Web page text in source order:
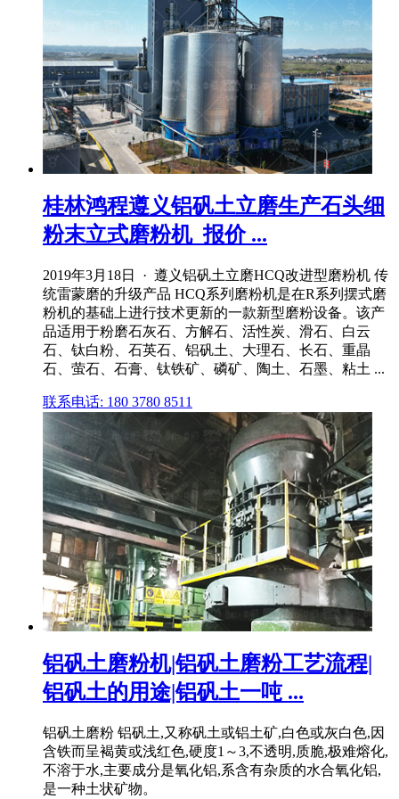
桂林鸿程遵义铝矾土立磨生产石头细
粉末立式磨粉机_报价 ...
2019年3月18日 · 遵义铝矾土立磨HCQ改进型磨粉机 传
统雷蒙磨的升级产品 HCQ系列磨粉机是在R系列摆式磨
粉机的基础上进行技术更新的一款新型磨粉设备。该产
品适用于粉磨石灰石、方解石、活性炭、滑石、白云
石、钛白粉、石英石、铝矾土、大理石、长石、重晶
石、萤石、石膏、钛铁矿、磷矿、陶土、石墨、粘土 ...
联系电话: 180 3780 8511
铝矾土磨粉机|铝矾土磨粉工艺流程|
铝矾土的用途|铝矾土一吨 ...
铝矾土磨粉 铝矾土,又称矾土或铝土矿,白色或灰白色,因
含铁而呈褐黄或浅红色,硬度1～3,不透明,质脆,极难熔化,
不溶于水,主要成分是氧化铝,系含有杂质的水合氧化铝,
是一种土状矿物。